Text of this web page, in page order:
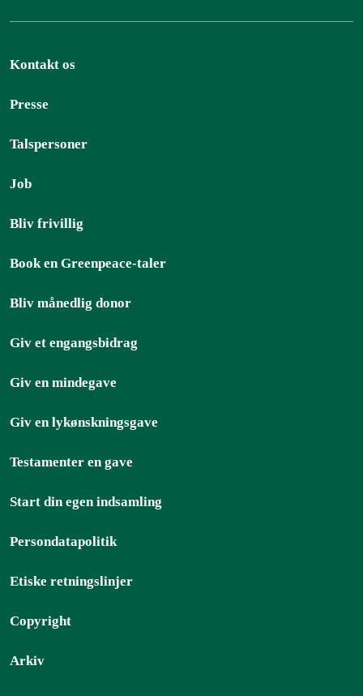
Kontakt os
Presse
Talspersoner
Job
Bliv frivillig
Book en Greenpeace-taler
Bliv månedlig donor
Giv et engangsbidrag
Giv en mindegave
Giv en lykønskningsgave
Testamenter en gave
Start din egen indsamling
Persondatapolitik
Etiske retningslinjer
Copyright
Arkiv